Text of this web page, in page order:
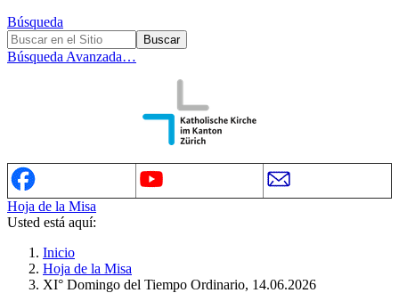
Búsqueda
Búsqueda Avanzada…
Hoja de la Misa
Usted está aquí:
Inicio
Hoja de la Misa
XI° Domingo del Tiempo Ordinario, 14.06.2026